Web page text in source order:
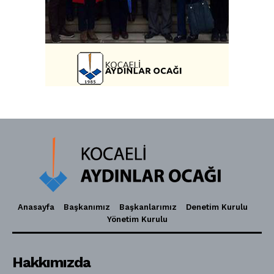
Anasayfa Başkanımız Başkanlarımız
Denetim Kurulu
Yönetim Kurulu
Hakkımızda